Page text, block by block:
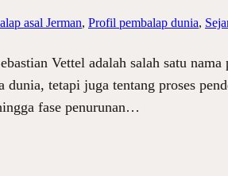
asal Jerman, Profil pembalap dunia,
Vettel adalah salah satu
tetapi juga tentang proses
fase penurunan…